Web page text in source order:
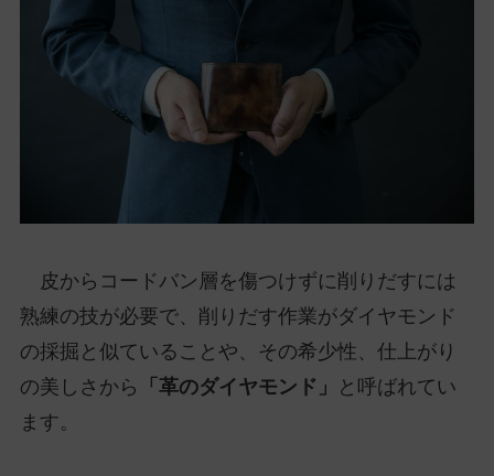
皮からコードバン層を傷つけずに削りだすには
熟練の技が必要で、削りだす作業がダイヤモンド
の採掘と似ていることや、その希少性、仕上がり
の美しさから
「革のダイヤモンド」
と呼ばれてい
ます。